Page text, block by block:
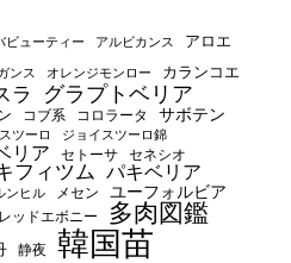
ビューティー アルビカンス アロエ
ンス オレンジモンロー カランコエ
ラ グラプトベリア
コブ系 コロラータ サボテン
ツーロ
ジョイスツーロ錦
リア セトーサ
セネシオ
フィツム パキベリア
ンヒル メセン
ユーフォルビア
レッドエボニー 多肉図鑑
静夜 韓国苗